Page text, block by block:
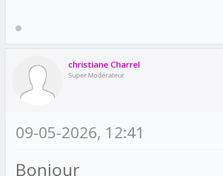
christiane Charrel
Super Modérateur
09-05-2026, 12:41
Bonjour